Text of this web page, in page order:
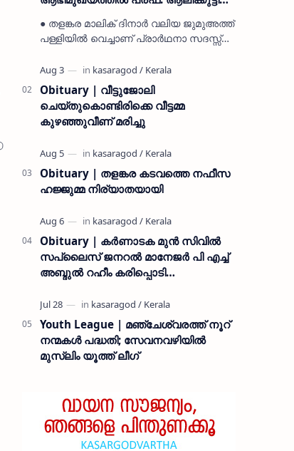
മുസ്ലിയാർ അനുസ്മരണം നടത്തി
● തളങ്കര മാലിക് ദിനാർ വലിയ ജുമുഅത്ത്
പള്ളിയിൽ വെച്ചാണ് പ്രാർഥനാ സദസ്സ്
ഉമർ മുസ്ലിയാർ പരിപാടിക്ക് നേതൃത്വം
നൽകി കാസ…
Obituary | വീട്ടുജോലി
ചെയ്തുകൊണ്ടിരിക്കെ വീട്ടമ്മ
കുഴഞ്ഞുവീണ് മരിച്ചു
Obituary | തളങ്കര കടവത്തെ നഫീസ
ഹജ്ജുമ്മ നിര്യാതയായി
Obituary | കർണാടക മുൻ സിവില്‍
സപ്ലൈസ് ജനറൽ മാനേജർ പി എച്ച്
അബ്ദുൽ റഹീം കരിപ്പൊടി
Youth League | മഞ്ചേശ്വരത്ത് നൂറ്
നന്മകൾ പദ്ധതി; സേവനവഴിയിൽ
മുസ്ലിം യൂത്ത് ലീഗ്